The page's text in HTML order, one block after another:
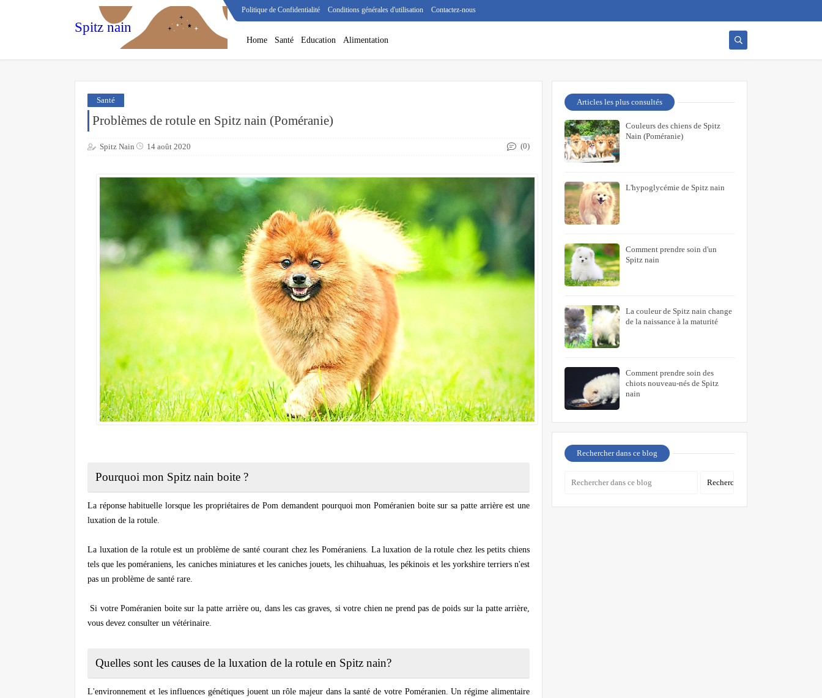
Politique de Confidentialité Conditions générales d'utilisation Contactez-nous
Spitz nain
Home Santé Education Alimentation
Santé
Problèmes de rotule en Spitz nain (Poméranie)
Spitz Nain 14 août 2020 (0)
Pourquoi mon Spitz nain boite ?
La réponse habituelle lorsque les propriétaires de Pom demandent pourquoi mon Poméranien boite sur sa patte arrière est une
luxation de la rotule.
La luxation de la rotule est un problème de santé courant chez les Poméraniens. La luxation de la rotule chez les petits chiens
tels que les poméraniens, les caniches miniatures et les caniches jouets, les chihuahuas, les pékinois et les yorkshire terriers n'est
pas un problème de santé rare.
Si votre Poméranien boite sur la patte arrière ou, dans les cas graves, si votre chien ne prend pas de poids sur la patte arrière,
vous devez consulter un vétérinaire.
Quelles sont les causes de la luxation de la rotule en Spitz nain?
L'environnement et les influences génétiques jouent un rôle majeur dans la santé de votre Poméranien. Un régime alimentaire
Articles les plus consultés
Couleurs des chiens de Spitz
Nain (Poméranie)
L'hypoglycémie de Spitz nain
Comment prendre soin d'un
Spitz nain
La couleur de Spitz nain change
de la naissance à la maturité
Comment prendre soin des
chiots nouveau-nés de Spitz
nain
Rechercher dans ce blog